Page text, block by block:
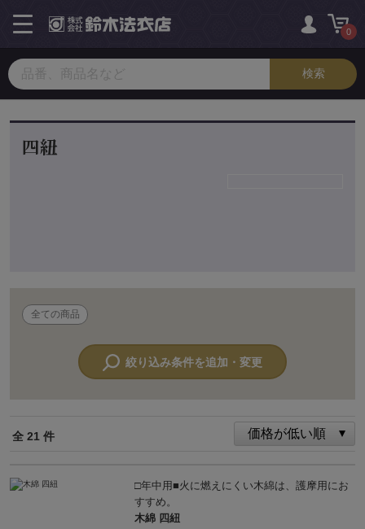
0
toggle
navigation
四紐
全ての商品
絞り込み条件を追加・変更
全 21 件
□年中用■火に燃えにくい木綿は、護摩用にお
すすめ。
木綿 四紐